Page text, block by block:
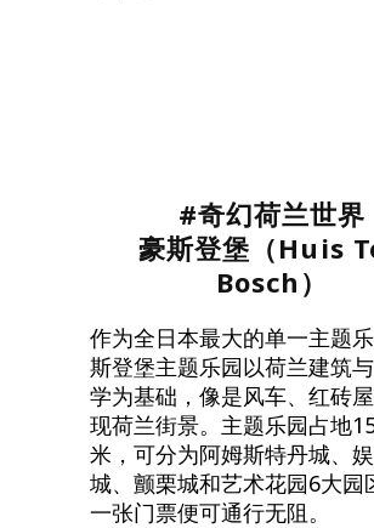
#奇幻荷兰世界
豪斯登堡（Huis
Bosch）
作为全日本最大的单一主题
斯登堡主题乐园以荷兰建筑
学为基础，像是风车、红砖
现荷兰街景。主题乐园占地
米，可分为阿姆斯特丹城、
城、颤栗城和艺术花园6大园
一张门票便可通行无阻。